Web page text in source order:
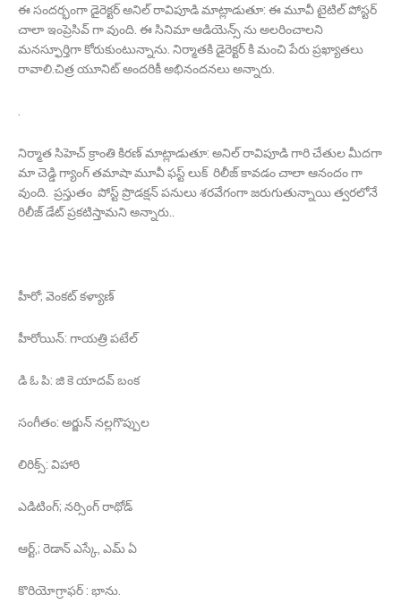
ఈ సందర్భంగా డైరెక్టర్ అనిల్ రావిపూడి మాట్లాడుతూ: ఈ మూవీ టైటిల్ పోస్టర్
చాలా ఇంప్రెసివ్ గా వుంది. ఈ సినిమా ఆడియెన్స్ ను అలరించాలని
మనస్ఫూర్తిగా కోరుకుంటున్నాను. నిర్మాతకి డైరెక్టర్ కి మంచి పేరు ప్రఖ్యాతలు
రావాలి.చిత్ర యూనిట్ అందరికీ అభినందనలు అన్నారు.
.
నిర్మాత సిహెచ్ క్రాంతి కిరణ్ మాట్లాడుతూ: అనిల్ రావిపూడి గారి చేతుల మీదగా
మా చెడ్డి గ్యాంగ్ తమాషా మూవీ ఫస్ట్ లుక్ రిలీజ్ కావడం చాలా ఆనందం గా
వుంది. ప్రస్తుతం పోస్ట్ ప్రొడక్షన్ పనులు శరవేగంగా జరుగుతున్నాయి త్వరలోనే
రిలీజ్ డేట్ ప్రకటిస్తామని అన్నారు..
హీరో; వెంకట్ కళ్యాణ్
హీరోయిన్: గాయత్రి పటేల్
డి ఓ పి: జి కె యాదవ్ బంక
సంగీతం: అర్జున్ నల్లగొప్పుల
లిరిక్స్: విహారి
ఎడిటింగ్; నర్సింగ్ రాథోడ్
ఆర్ట్,; రెడాన్ ఎస్కే, ఎమ్ ఏ
కొరియోగ్రాఫర్ : భాను.